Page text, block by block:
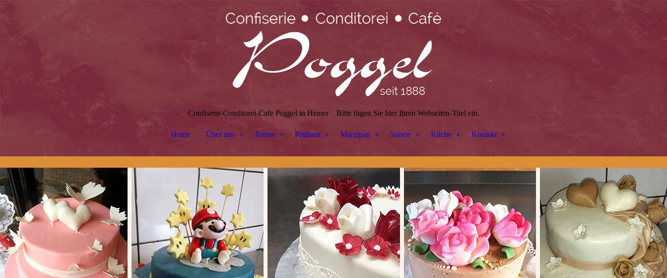
Confiserie-Conditorei-Cafe Poggel in Hemer Bitte fügen Sie hier Ihren Webseiten-Titel ein.
Home Über uns Torten Pralinen Marzipan Saison Küche Kontakt